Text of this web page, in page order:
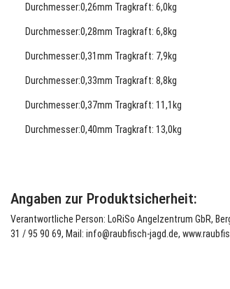
Durchmesser:0,26mm Tragkraft: 6,0kg
Durchmesser:0,28mm Tragkraft: 6,8kg
Durchmesser:0,31mm Tragkraft: 7,9kg
Durchmesser:0,33mm Tragkraft: 8,8kg
Durchmesser:0,37mm Tragkraft: 11,1kg
Durchmesser:0,40mm Tragkraft: 13,0kg
Angaben zur Produktsicherheit:
Verantwortliche Person: LoRiSo Angelzentrum GbR,
31 / 95 90 69, Mail: info@raubfisch-jagd.de,